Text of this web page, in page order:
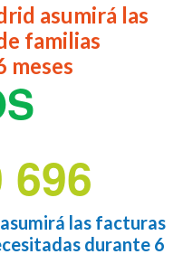
asumirá las
familias
meses
las facturas
durante 6